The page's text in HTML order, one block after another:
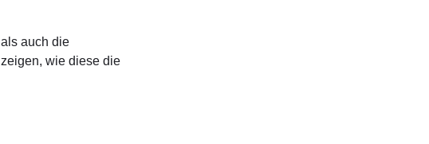
auch die
wie diese die